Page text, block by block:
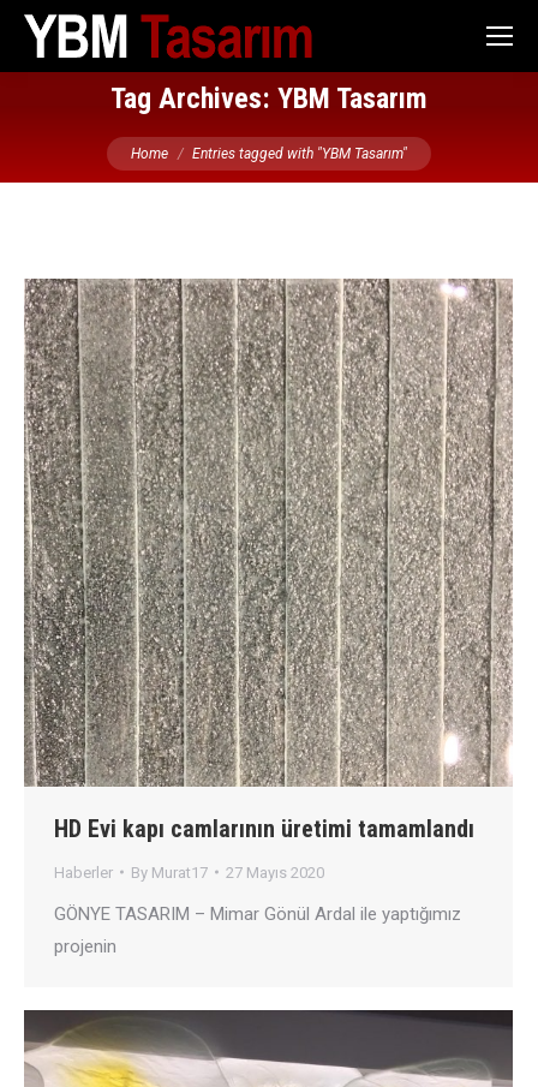
Tag Archives: YBM Tasarım
You are here:
Home Entries tagged with "YBM Tasarım"
HD Evi kapı camlarının üretimi tamamlandı
Haberler By Murat17 27 Mayıs 2020
GÖNYE TASARIM – Mimar Gönül Ardal ile yaptığımız
projenin